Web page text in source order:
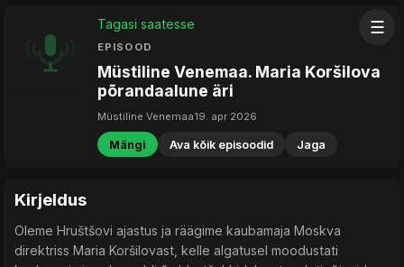
☰
Tagasi saatesse
EPISOOD
Müstiline Venemaa. Maria Koršilova
põrandaalune äri
Müstiline Venemaa19. apr 2026
Mängi Ava kõik episoodid Jaga
Kirjeldus
Oleme Hruštšovi ajastus ja räägime kaubamaja Moskva
direktriss Maria Koršilovast, kelle algatusel moodustati